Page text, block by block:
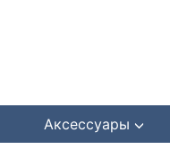
Аксессуары